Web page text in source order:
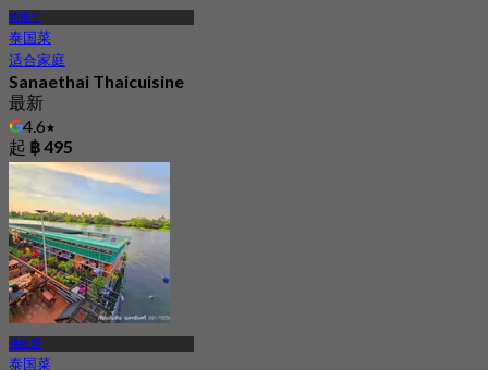
帕那空
泰国菜
适合家庭
Sanaethai Thaicuisine
最新
4.6
起 ฿ 495
佛统府
泰国菜